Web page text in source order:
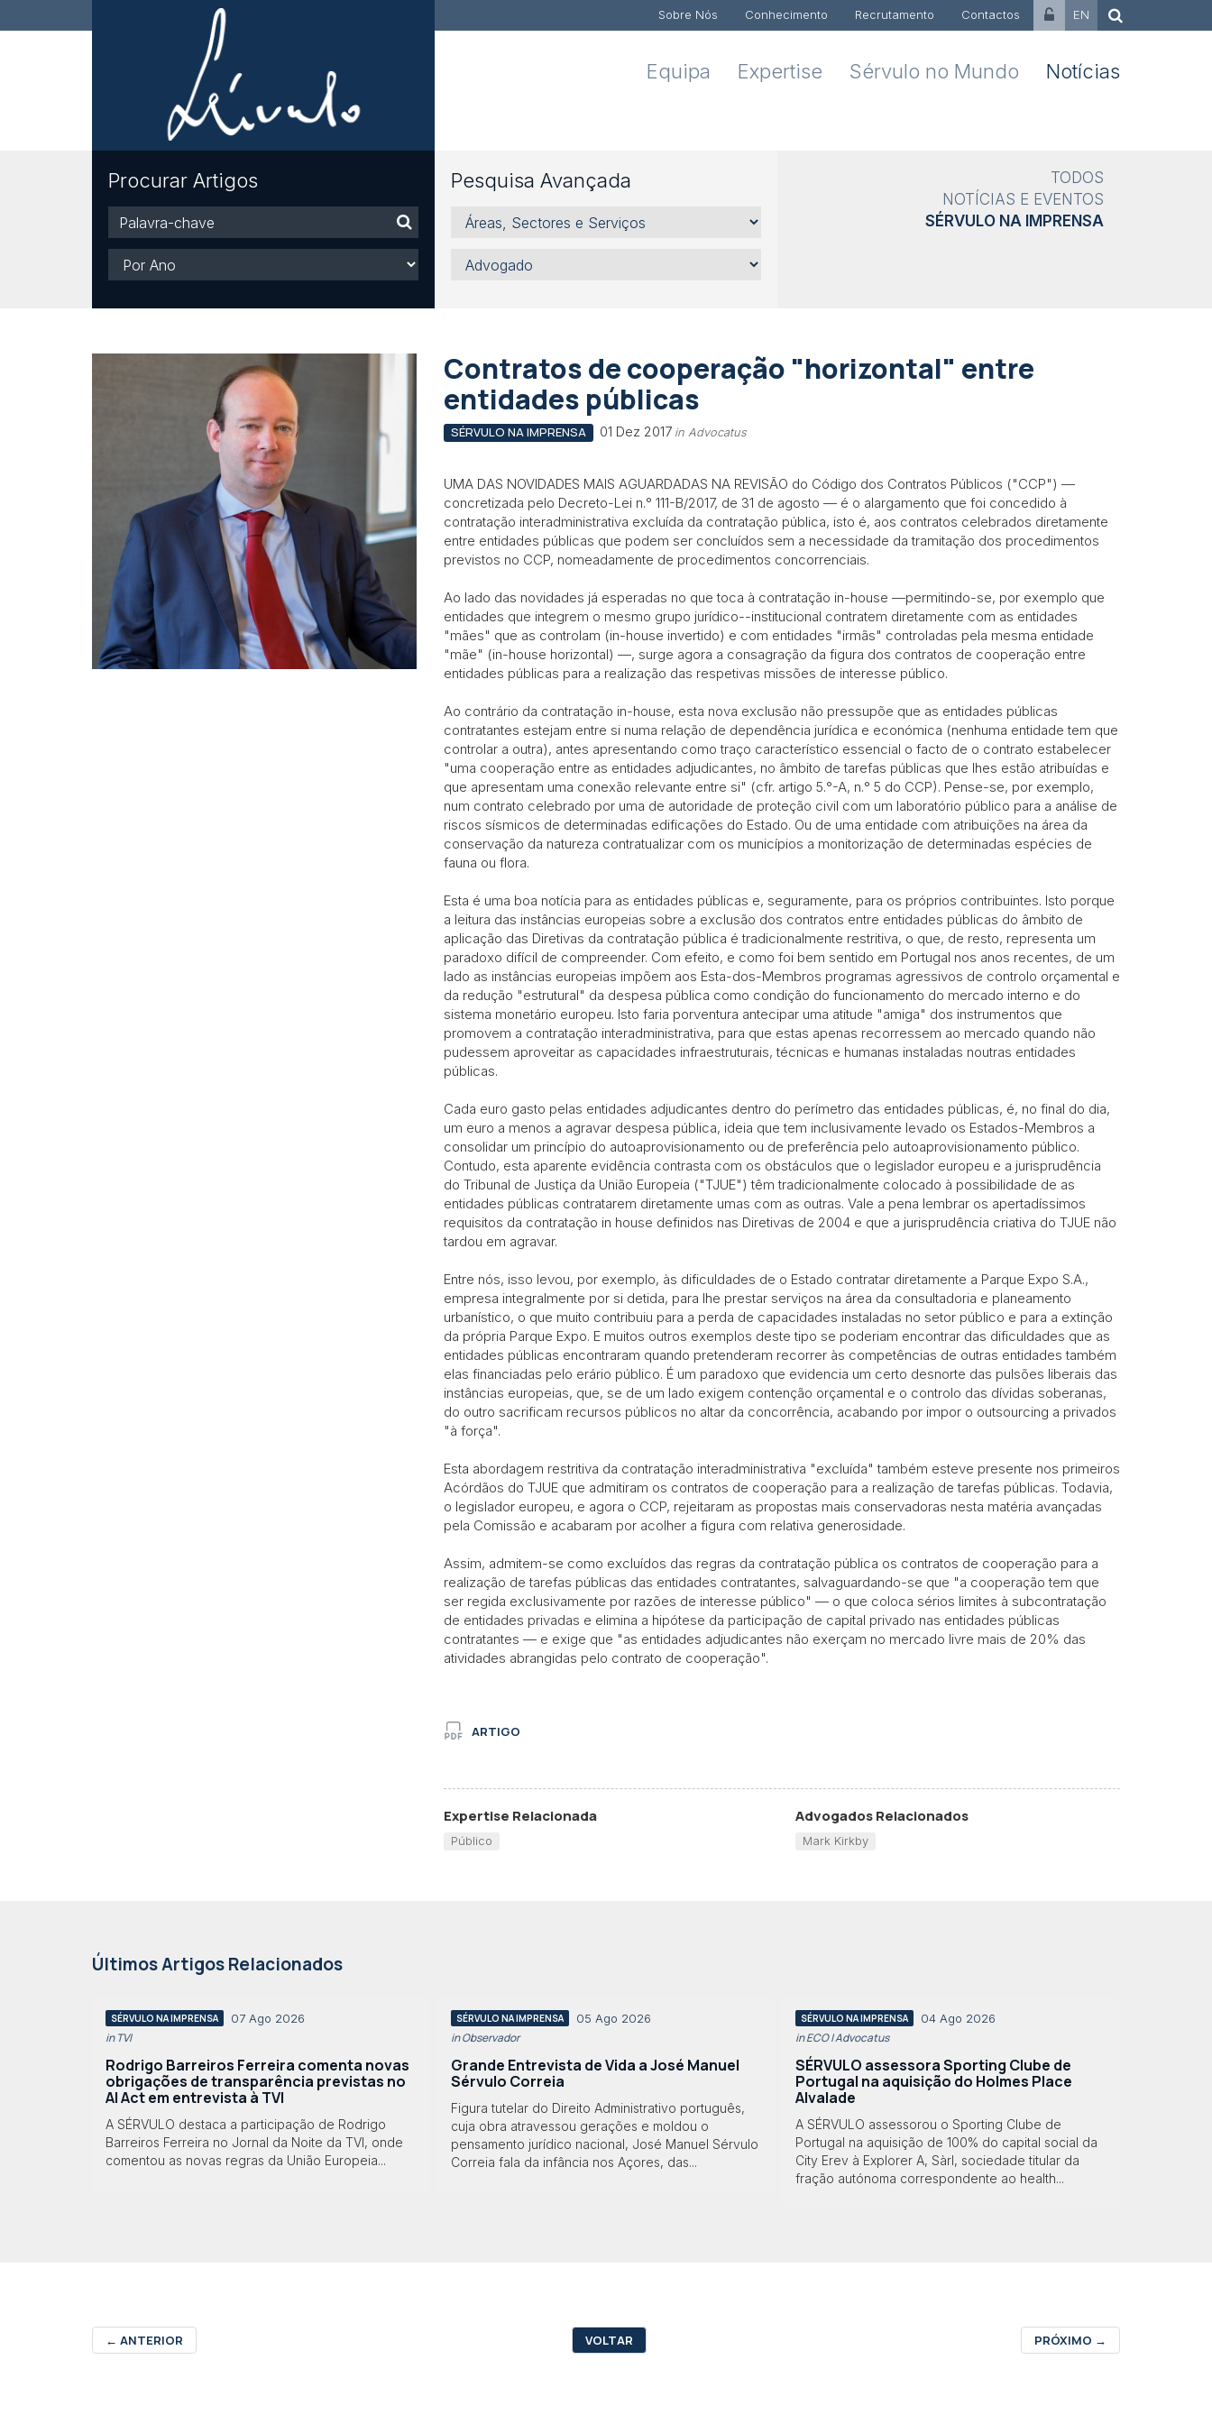
Sobre Nós Conhecimento Recrutamento Contactos EN
Equipa Expertise Sérvulo no Mundo Notícias
Procurar Artigos
Palavra-
chave
Ano
Pesquisa Avançada
Áreas,
Sectores
Serviços
Advogado
TODOS
NOTÍCIAS E EVENTOS
SÉRVULO NA IMPRENSA
Contratos de cooperação "horizontal" entre
entidades públicas
SÉRVULO NA IMPRENSA 01 Dez 2017 in Advocatus
UMA DAS NOVIDADES MAIS AGUARDADAS NA REVISÃO do Código dos Contratos Públicos ("CCP") —
concretizada pelo Decreto-Lei n.° 111-B/2017, de 31 de agosto — é o alargamento que foi concedido à
contratação interadministrativa excluída da contratação pública, isto é, aos contratos celebrados diretamente
entre entidades públicas que podem ser concluídos sem a necessidade da tramitação dos procedimentos
previstos no CCP, nomeadamente de procedimentos concorrenciais.
Ao lado das novidades já esperadas no que toca à contratação in-house —permitindo-se, por exemplo que
entidades que integrem o mesmo grupo jurídico--institucional contratem diretamente com as entidades
"mães" que as controlam (in-house invertido) e com entidades "irmãs" controladas pela mesma entidade
"mãe" (in-house horizontal) —, surge agora a consagração da figura dos contratos de cooperação entre
entidades públicas para a realização das respetivas missões de interesse público.
Ao contrário da contratação in-house, esta nova exclusão não pressupõe que as entidades públicas
contratantes estejam entre si numa relação de dependência jurídica e económica (nenhuma entidade tem que
controlar a outra), antes apresentando como traço característico essencial o facto de o contrato estabelecer
"uma cooperação entre as entidades adjudicantes, no âmbito de tarefas públicas que lhes estão atribuídas e
que apresentam uma conexão relevante entre si" (cfr. artigo 5.°-A, n.° 5 do CCP). Pense-se, por exemplo,
num contrato celebrado por uma de autoridade de proteção civil com um laboratório público para a análise de
riscos sísmicos de determinadas edificações do Estado. Ou de uma entidade com atribuições na área da
conservação da natureza contratualizar com os municípios a monitorização de determinadas espécies de
fauna ou flora.
Esta é uma boa notícia para as entidades públicas e, seguramente, para os próprios contribuintes. Isto porque
a leitura das instâncias europeias sobre a exclusão dos contratos entre entidades públicas do âmbito de
aplicação das Diretivas da contratação pública é tradicionalmente restritiva, o que, de resto, representa um
paradoxo difícil de compreender. Com efeito, e como foi bem sentido em Portugal nos anos recentes, de um
lado as instâncias europeias impõem aos Esta-dos-Membros programas agressivos de controlo orçamental e
da redução "estrutural" da despesa pública como condição do funcionamento do mercado interno e do
sistema monetário europeu. Isto faria porventura antecipar uma atitude "amiga" dos instrumentos que
promovem a contratação interadministrativa, para que estas apenas recorressem ao mercado quando não
pudessem aproveitar as capacidades infraestruturais, técnicas e humanas instaladas noutras entidades
públicas.
Cada euro gasto pelas entidades adjudicantes dentro do perímetro das entidades públicas, é, no final do dia,
um euro a menos a agravar despesa pública, ideia que tem inclusivamente levado os Estados-Membros a
consolidar um princípio do autoaprovisionamento ou de preferência pelo autoaprovisionamento público.
Contudo, esta aparente evidência contrasta com os obstáculos que o legislador europeu e a jurisprudência
do Tribunal de Justiça da União Europeia ("TJUE") têm tradicionalmente colocado à possibilidade de as
entidades públicas contratarem diretamente umas com as outras. Vale a pena lembrar os apertadíssimos
requisitos da contratação in house definidos nas Diretivas de 2004 e que a jurisprudência criativa do TJUE não
tardou em agravar.
Entre nós, isso levou, por exemplo, às dificuldades de o Estado contratar diretamente a Parque Expo S.A.,
empresa integralmente por si detida, para lhe prestar serviços na área da consultadoria e planeamento
urbanístico, o que muito contribuiu para a perda de capacidades instaladas no setor público e para a extinção
da própria Parque Expo. E muitos outros exemplos deste tipo se poderiam encontrar das dificuldades que as
entidades públicas encontraram quando pretenderam recorrer às competências de outras entidades também
elas financiadas pelo erário público. É um paradoxo que evidencia um certo desnorte das pulsões liberais das
instâncias europeias, que, se de um lado exigem contenção orçamental e o controlo das dívidas soberanas,
do outro sacrificam recursos públicos no altar da concorrência, acabando por impor o outsourcing a privados
"à força".
Esta abordagem restritiva da contratação interadministrativa "excluída" também esteve presente nos primeiros
Acórdãos do TJUE que admitiram os contratos de cooperação para a realização de tarefas públicas. Todavia,
o legislador europeu, e agora o CCP, rejeitaram as propostas mais conservadoras nesta matéria avançadas
pela Comissão e acabaram por acolher a figura com relativa generosidade.
Assim, admitem-se como excluídos das regras da contratação pública os contratos de cooperação para a
realização de tarefas públicas das entidades contratantes, salvaguardando-se que "a cooperação tem que
ser regida exclusivamente por razões de interesse público" — o que coloca sérios limites à subcontratação
de entidades privadas e elimina a hipótese da participação de capital privado nas entidades públicas
contratantes — e exige que "as entidades adjudicantes não exerçam no mercado livre mais de 20% das
atividades abrangidas pelo contrato de cooperação".
ARTIGO
Expertise Relacionada
Público
Advogados Relacionados
Mark Kirkby
Últimos Artigos Relacionados
SÉRVULO NA IMPRENSA 07 Ago 2026
in TVI
Rodrigo Barreiros Ferreira comenta novas
obrigações de transparência previstas no
AI Act em entrevista à TVI
A SÉRVULO destaca a participação de Rodrigo
Barreiros Ferreira no Jornal da Noite da TVI, onde
comentou as novas regras da União Europeia...
SÉRVULO NA IMPRENSA 05 Ago 2026
in Observador
Grande Entrevista de Vida a José Manuel
Sérvulo Correia
Figura tutelar do Direito Administrativo português,
cuja obra atravessou gerações e moldou o
pensamento jurídico nacional, José Manuel Sérvulo
Correia fala da infância nos Açores, das...
SÉRVULO NA IMPRENSA 04 Ago 2026
in ECO | Advocatus
SÉRVULO assessora Sporting Clube de
Portugal na aquisição do Holmes Place
Alvalade
A SÉRVULO assessorou o Sporting Clube de
Portugal na aquisição de 100% do capital social da
City Erev à Explorer A, Sàrl, sociedade titular da
fração autónoma correspondente ao health...
← ANTERIOR VOLTAR PRÓXIMO →